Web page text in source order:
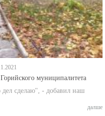
муниципалитета
дел сделаю", - добавил наш
далше